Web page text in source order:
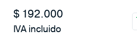
$ 192.000
IVA incluido